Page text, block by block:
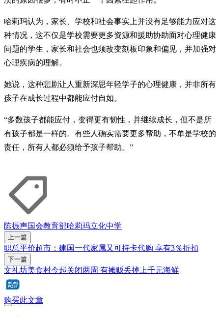
哈莉玛认为，家长、学校和社会事实上并没有足够能力应对这
种情况，这不仅是学校需要更多资源和援助协助面对心理健康
问题的学生，家长和社会也须改变刻板印象和偏见，并加强对
心理疾病的理解。
她说，这种悲剧让人重新深思年轻学子的心理健康，并非所有
孩子在成长过程中都能应付自如。
“多数孩子都能应付，变得更有韧性，并继续成长，但不是所
有孩子都是一样的。有些人确实需要更多帮助，不单是学校的
责任，所有人都必须给予孩子帮助。”
陈振声国会教育部哈莉玛立化中学
上一篇
职总平价超市：建国一代家属又可持卡代购 享有3％折扣
下一篇
文礼坊美食村今起关闭两周 有摊贩丢掉上千元海鲜
购买此文章